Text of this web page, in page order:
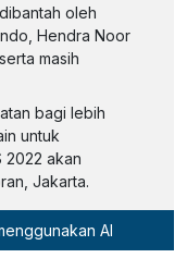
oleh
Hendra Noor
masih
bagi lebih
untuk
2022 akan
Jakarta.
AI